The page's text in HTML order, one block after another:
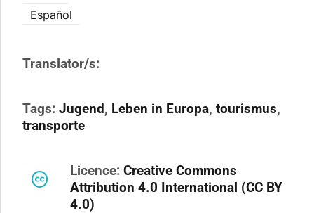
Español
Translator/s:
Tags: Jugend, Leben in Europa, tourismus,
transporte
Licence: Creative Commons
Attribution 4.0 International (CC BY
4.0)